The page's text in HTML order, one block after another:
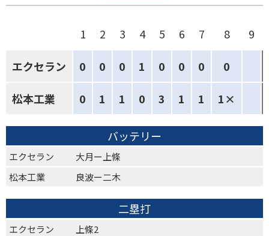
1 2 3 4 5 6 7 8 9
エクセラン 0 0 0 1 0 0 0 0
松本工業 0 1 1 0 3 1 1 1×
バッテリー
エクセラン
大月ー上條
松本工業
良波ー二木
二塁打
エクセラン
上條2